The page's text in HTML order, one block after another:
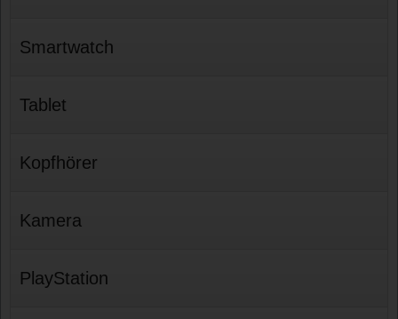
Smartwatch
Tablet
Kopfhörer
Kamera
PlayStation